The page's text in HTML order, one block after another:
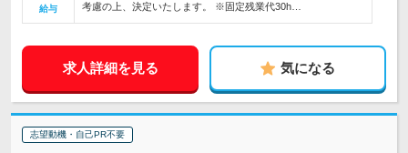
給与
考慮の上、決定いたします。 ※固定残業代30h…
求人詳細を見る 気になる
志望動機・自己PR不要